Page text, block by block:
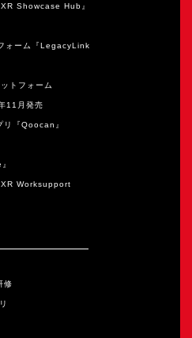
Showcase Hub』
ォーム『LegacyLink
トフォーム
11月発売
リ『Qoocan』
XR Worksupport
修